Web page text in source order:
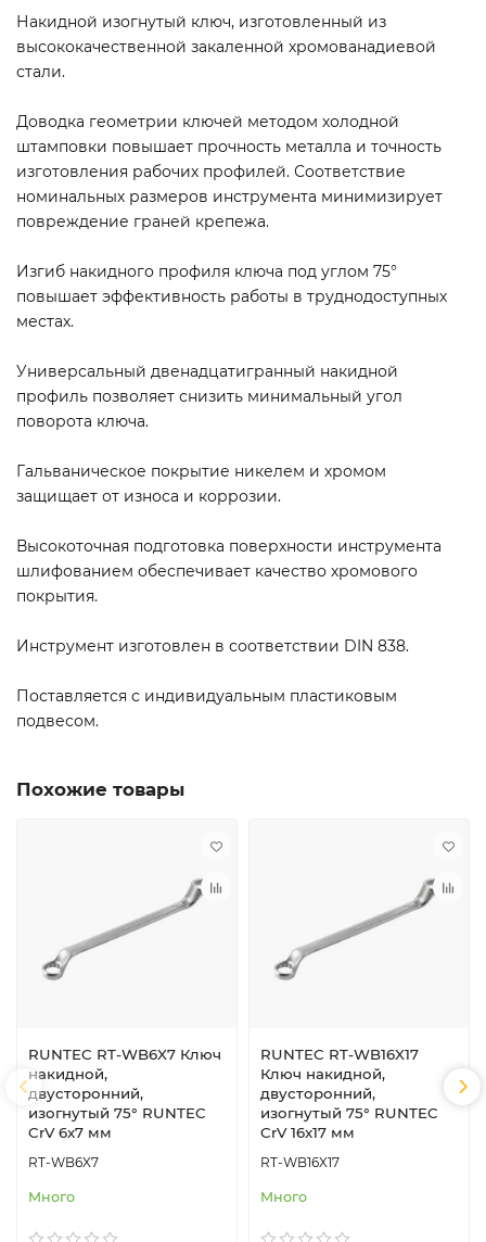
Накидной изогнутый ключ, изготовленный из
высококачественной закаленной хромованадиевой
стали.
Доводка геометрии ключей методом холодной
штамповки повышает прочность металла и точность
изготовления рабочих профилей. Соответствие
номинальных размеров инструмента минимизирует
повреждение граней крепежа.
Изгиб накидного профиля ключа под углом 75°
повышает эффективность работы в труднодоступных
местах.
Универсальный двенадцатигранный накидной
профиль позволяет снизить минимальный угол
поворота ключа.
Гальваническое покрытие никелем и хромом
защищает от износа и коррозии.
Высокоточная подготовка поверхности инструмента
шлифованием обеспечивает качество хромового
покрытия.
Инструмент изготовлен в соответствии DIN 838.
Поставляется с индивидуальным пластиковым
подвесом.
Похожие товары
RUNTEC RT-WB6X7 Ключ
накидной,
двусторонний,
изогнутый 75° RUNTEC
CrV 6x7 мм
RT-WB6X7
Много
RUNTEC RT-WB16X17
Ключ накидной,
двусторонний,
изогнутый 75° RUNTEC
CrV 16x17 мм
RT-WB16X17
Много